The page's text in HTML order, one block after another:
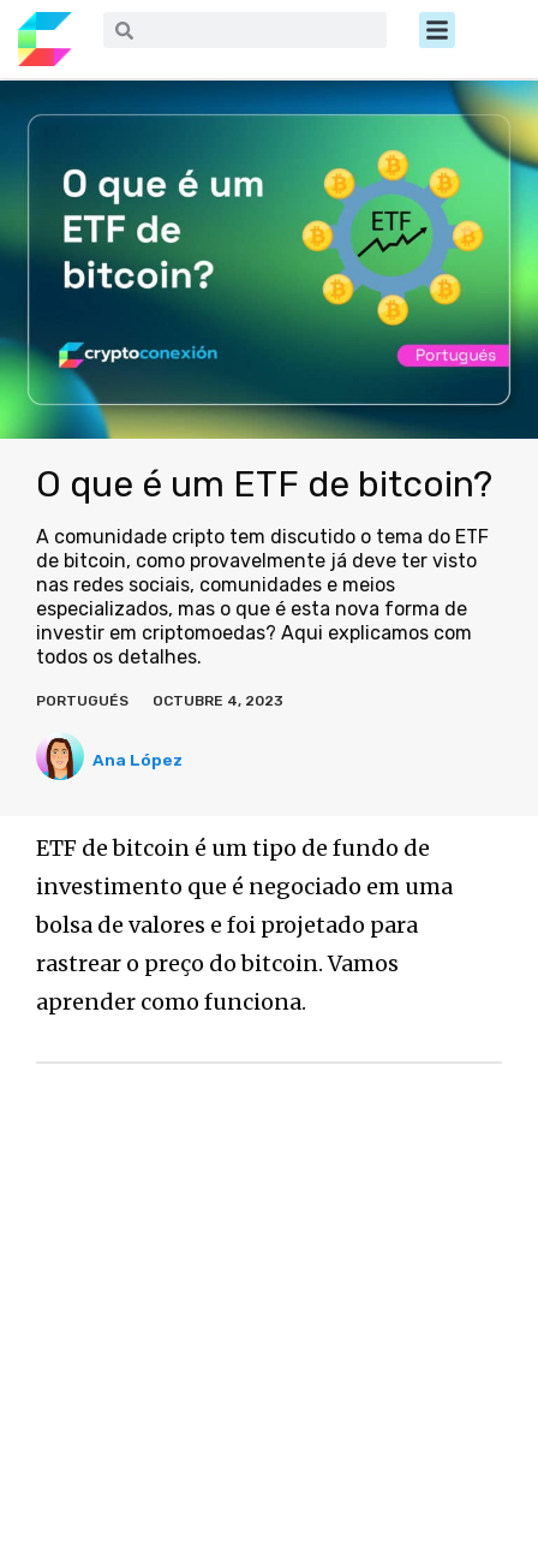
contenido
Buscar Menú
O que é um ETF de bitcoin?
A comunidade cripto tem discutido o tema do ETF
de bitcoin, como provavelmente já deve ter visto
nas redes sociais, comunidades e meios
especializados, mas o que é esta nova forma de
investir em criptomoedas? Aqui explicamos com
todos os detalhes.
PORTUGUÉS OCTUBRE 4, 2023
Ana López
ETF de bitcoin é um tipo de fundo de
investimento que é negociado em uma
bolsa de valores e foi projetado para
rastrear o preço do bitcoin. Vamos
aprender como funciona.